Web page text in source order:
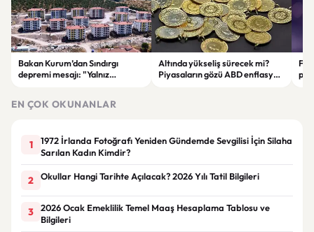
Bakan Kurum’dan Sındırgı
depremi mesajı: "Yalnız
Altında yükseliş sürecek mi?
Piyasaların gözü ABD enflasyon
EN ÇOK OKUNANLAR
1
1972 İrlanda Fotoğrafı Yeniden Gündemde Sevgilisi İçin Silaha
Sarılan Kadın Kimdir?
2 Okullar Hangi Tarihte Açılacak? 2026 Yılı Tatil Bilgileri
3
2026 Ocak Emeklilik Temel Maaş Hesaplama Tablosu ve
Bilgileri